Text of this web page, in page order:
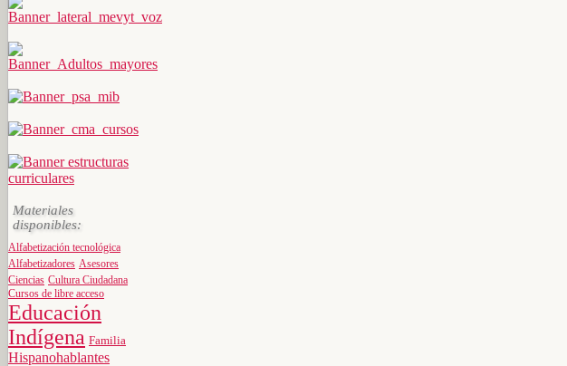
Materiales
disponibles:
Alfabetización tecnológica
Alfabetizadores Asesores
Ciencias Cultura Ciudadana
Cursos de libre acceso
Educación
Indígena Familia
Hispanohablantes